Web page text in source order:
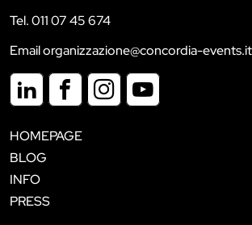
Tel. 011 07 45 674
Email organizzazione@concordia-events.it
HOMEPAGE
BLOG
INFO
PRESS